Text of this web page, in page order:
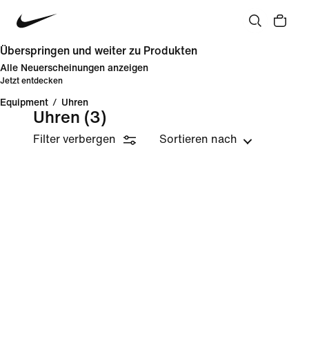
Überspringen und weiter zu Produkten
Alle Neuerscheinungen anzeigen
Jetzt entdecken
Equipment / Uhren
Uhren (3)
Filter verbergen Sortieren nach